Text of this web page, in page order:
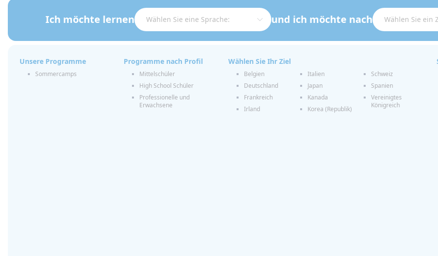
Ich möchte lernen und ich möchte nach
Unsere Programme
Sommercamps
Programme nach Profil
Mittelschüler
High School Schüler
Professionelle und
Erwachsene
Wählen Sie Ihr Ziel
Belgien
Deutschland
Frankreich
Irland
Italien
Japan
Kanada
Korea (Republik)
Schweiz
Spanien
Vereinigtes
Königreich